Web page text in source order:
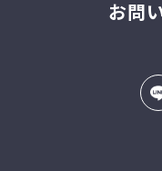
お問